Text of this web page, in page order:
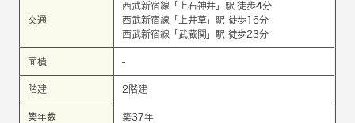
交通
西武新宿線 「 上石神井 」駅 徒歩4分
西武新宿線 「 上井草 」駅 徒歩16分
西武新宿線 「武蔵関 」駅 徒歩23分
面積 -
階建 2階建
築年数 築37年